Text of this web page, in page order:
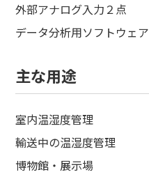
外部アナログ入力２点
データ分析用ソフトウェア
主な用途
室内温湿度管理
輸送中の温湿度管理
博物館・展示場